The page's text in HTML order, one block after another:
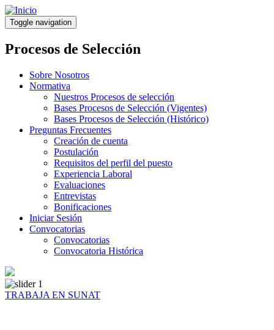
Pasar
al
contenido
principal
Toggle navigation
Procesos de Selección
Sobre Nosotros
Normativa
Nuestros Procesos de selección
Bases Procesos de Selección (Vigentes)
Bases Procesos de Selección (Histórico)
Preguntas Frecuentes
Creación de cuenta
Postulación
Requisitos del perfil del puesto
Experiencia Laboral
Evaluaciones
Entrevistas
Bonificaciones
Iniciar Sesión
Convocatorias
Convocatorias
Convocatoria Histórica
TRABAJA EN SUNAT